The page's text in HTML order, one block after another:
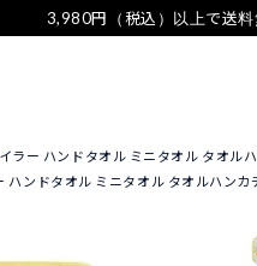
3,980円（税込）以上で送
ラー ハンドタオル ミニタオル タオル
ハンドタオル ミニタオル タオルハン